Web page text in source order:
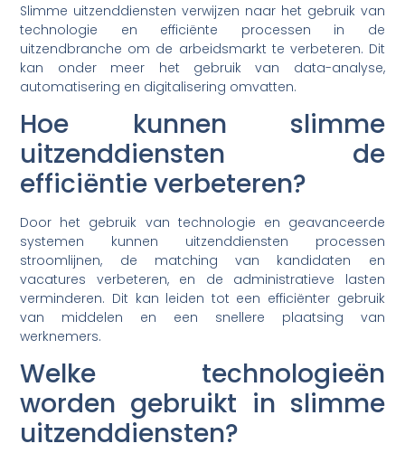
Slimme uitzenddiensten verwijzen naar het gebruik van
technologie en efficiënte processen in de
uitzendbranche om de arbeidsmarkt te verbeteren. Dit
kan onder meer het gebruik van data-analyse,
automatisering en digitalisering omvatten.
Hoe kunnen slimme
uitzenddiensten de
efficiëntie verbeteren?
Door het gebruik van technologie en geavanceerde
systemen kunnen uitzenddiensten processen
stroomlijnen, de matching van kandidaten en
vacatures verbeteren, en de administratieve lasten
verminderen. Dit kan leiden tot een efficiënter gebruik
van middelen en een snellere plaatsing van
werknemers.
Welke technologieën
worden gebruikt in slimme
uitzenddiensten?